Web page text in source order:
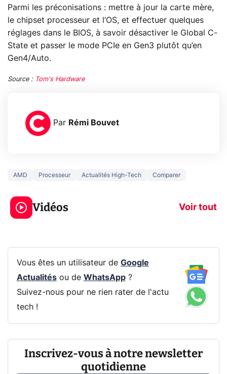
Parmi les préconisations : mettre à jour la carte mère,
le chipset processeur et l’OS, et effectuer quelques
réglages dans le BIOS, à savoir désactiver le Global C-
State et passer le mode PCIe en Gen3 plutôt qu’en
Gen4/Auto.
Source : Tom's Hardware
Par Rémi Bouvet
AMD Processeur Actualités High-Tech Comparer
Vidéos Voir tout
3 écrans en 1 pour
319€ ? Voici L'AOC
CQ32G4ZA !
5
prochaine
Vous êtes un utilisateur de Google
Actualitésou de WhatsApp?
Suivez-nous pour ne rien rater de l'actu
tech !
Inscrivez-vous à notre newsletter
quotidienne